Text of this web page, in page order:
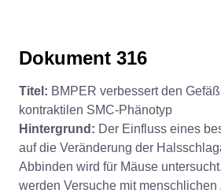
Dokument 316
Titel: BMPER verbessert den
kontraktilen SMC-Phänotyp
Hintergrund: Der Einfluss eines
auf die Veränderung der
Abbinden wird für Mäuse
werden Versuche mit